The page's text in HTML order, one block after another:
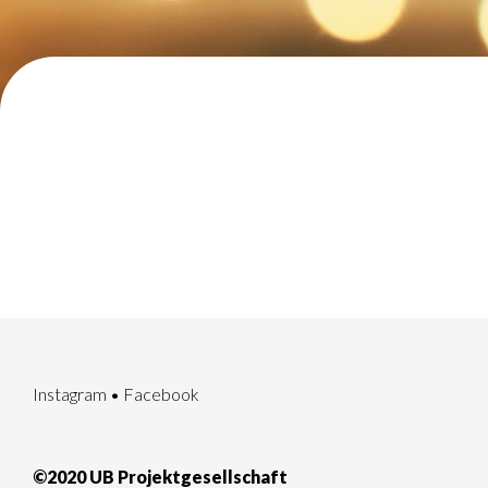
Instagram • Facebook
©2020 UB Projektgesellschaft